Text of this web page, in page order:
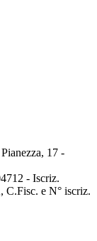
17 -
- Iscriz.
C.Fisc. e N° iscriz.